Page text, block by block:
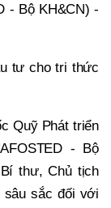
- Bộ KH&CN) -
tư cho tri thức
Quỹ Phát triển
- Bộ
thư, Chủ tịch
sắc đối với